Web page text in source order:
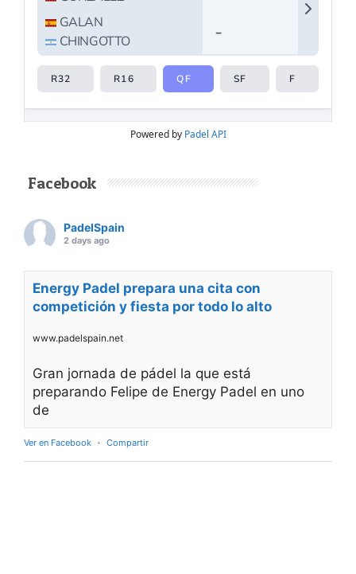
Powered by Padel API
Facebook
PadelSpain
2 days ago
Energy Padel prepara una cita con
competición y fiesta por todo lo alto
www.padelspain.net
Gran jornada de pádel la que está
preparando Felipe de Energy Padel en uno
de
Ver en Facebook · Compartir